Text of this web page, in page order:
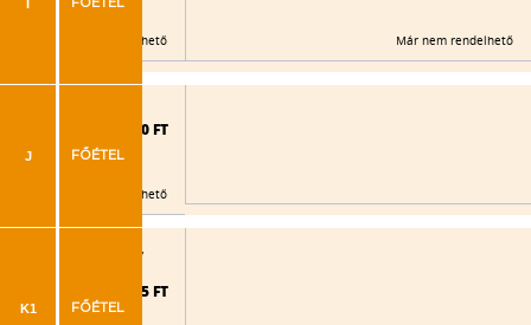
I FŐÉTEL
Már nem rendelhető Már nem rendelhető
J FŐÉTEL
2.060 FT
Már nem rendelhető
K1 FŐÉTEL
(baconos), tejszínes,
2.145 FT